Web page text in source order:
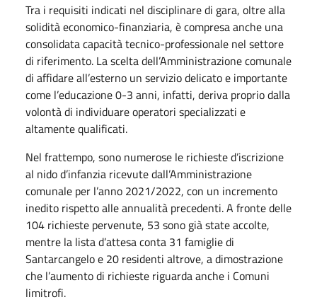
Tra i requisiti indicati nel disciplinare di gara, oltre alla
solidità economico-finanziaria, è compresa anche una
consolidata capacità tecnico-professionale nel settore
di riferimento. La scelta dell’Amministrazione comunale
di affidare all’esterno un servizio delicato e importante
come l’educazione 0-3 anni, infatti, deriva proprio dalla
volontà di individuare operatori specializzati e
altamente qualificati.
Nel frattempo, sono numerose le richieste d’iscrizione
al nido d’infanzia ricevute dall’Amministrazione
comunale per l’anno 2021/2022, con un incremento
inedito rispetto alle annualità precedenti. A fronte delle
104 richieste pervenute, 53 sono già state accolte,
mentre la lista d’attesa conta 31 famiglie di
Santarcangelo e 20 residenti altrove, a dimostrazione
che l’aumento di richieste riguarda anche i Comuni
limitrofi.